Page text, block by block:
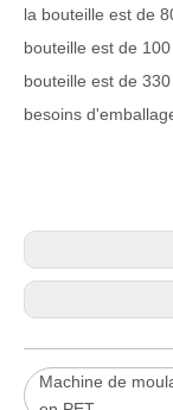
la bouteille est de
bouteille est de
bouteille est de
besoins
Machine de